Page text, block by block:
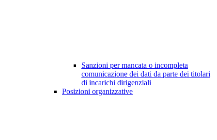
Sanzioni per mancata o incompleta
comunicazione dei dati da parte dei titolari
di incarichi dirigenziali
Posizioni organizzative